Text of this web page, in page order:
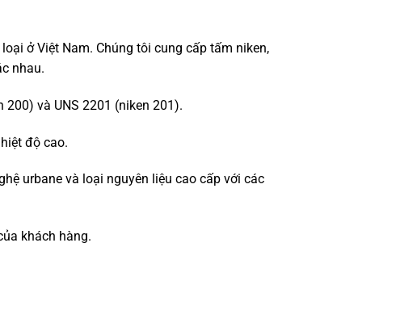
ở Việt Nam. Chúng tôi cung cấp tấm niken,
nhau.
và UNS 2201 (niken 201).
độ cao.
urbane và loại nguyên liệu cao cấp với các
khách hàng.